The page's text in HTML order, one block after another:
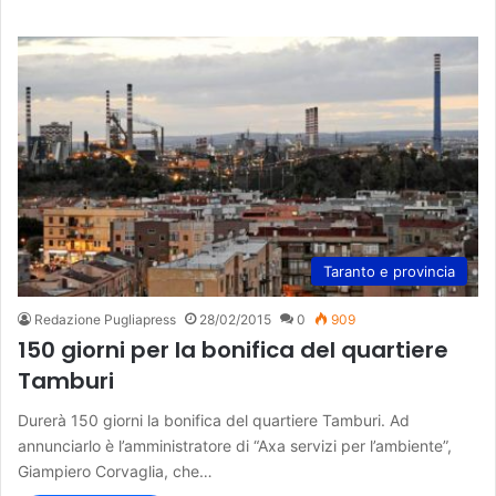
Taranto e provincia
Redazione Pugliapress 28/02/2015 0 909
150 giorni per la bonifica del quartiere
Tamburi
Durerà 150 giorni la bonifica del quartiere Tamburi. Ad
annunciarlo è l’amministratore di “Axa servizi per l’ambiente”,
Giampiero Corvaglia, che…